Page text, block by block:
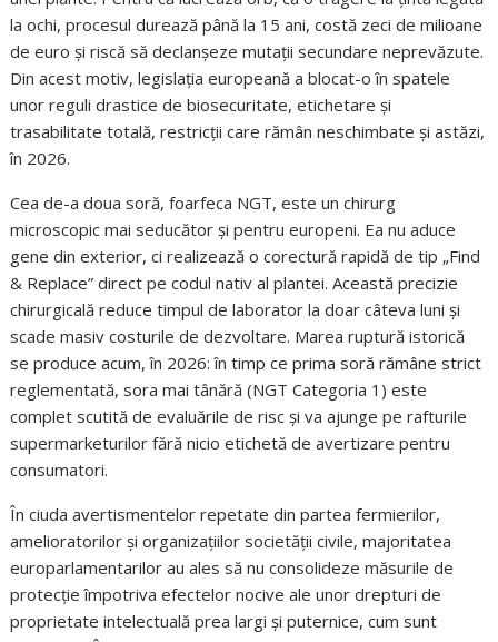
la ochi, procesul durează până la 15 ani, costă zeci de milioane
de euro și riscă să declanșeze mutații secundare neprevăzute.
Din acest motiv, legislația europeană a blocat-o în spatele
unor reguli drastice de biosecuritate, etichetare și
trasabilitate totală, restricții care rămân neschimbate și astăzi,
în 2026.
Cea de-a doua soră, foarfeca NGT, este un chirurg
microscopic mai seducător și pentru europeni. Ea nu aduce
gene din exterior, ci realizează o corectură rapidă de tip „Find
& Replace” direct pe codul nativ al plantei. Această precizie
chirurgicală reduce timpul de laborator la doar câteva luni și
scade masiv costurile de dezvoltare. Marea ruptură istorică
se produce acum, în 2026: în timp ce prima soră rămâne strict
reglementată, sora mai tânără (NGT Categoria 1) este
complet scutită de evaluările de risc și va ajunge pe rafturile
supermarketurilor fără nicio etichetă de avertizare pentru
consumatori.
În ciuda avertismentelor repetate din partea fermierilor,
amelioratorilor și organizațiilor societății civile, majoritatea
europarlamentarilor au ales să nu consolideze măsurile de
protecție împotriva efectelor nocive ale unor drepturi de
proprietate intelectuală prea largi și puternice, cum sunt